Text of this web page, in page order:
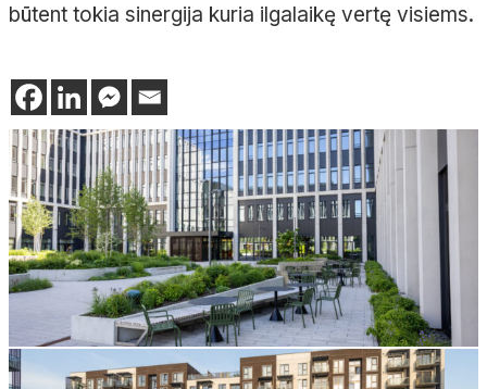
būtent tokia sinergija kuria ilgalaikę vertę visiems.